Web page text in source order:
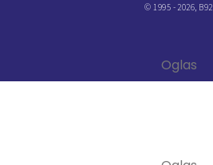
© 1995 - 2026, B92